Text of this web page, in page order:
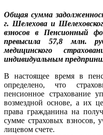
Общая сумма
г. Шелехова и
взносов в Пенсионный
превысила 57,8 млн.
медицинского
индивидуальным
В настоящее время в
определено, что
пенсионное страхование
возмездной основе, а их
права гражданина на
сумме страховых взносов,
лицевом счете.